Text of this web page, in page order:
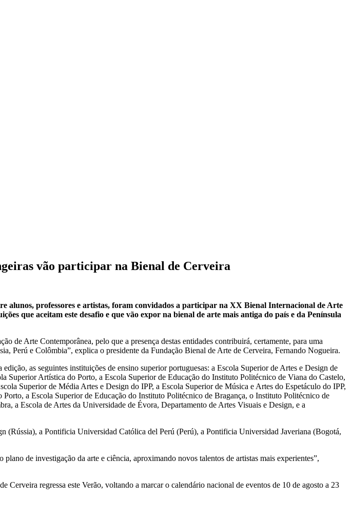
vão participar na Bienal de Cerveira
alunos, professores e artistas, foram convidados a participar na XX Bienal Internacional de Arte
que aceitam este desafio e que vão expor na bienal de arte mais antiga do país e da Península
de Arte Contemporânea, pelo que a presença destas entidades contribuirá, certamente, para uma
Perú e Colômbia”, explica o presidente da Fundação Bienal de Arte de Cerveira, Fernando Nogueira.
as seguintes instituições de ensino superior portuguesas: a Escola Superior de Artes e Design de
Superior Artística do Porto, a Escola Superior de Educação do Instituto Politécnico de Viana do Castelo,
Superior de Média Artes e Design do IPP, a Escola Superior de Música e Artes do Espetáculo do IPP,
a Escola Superior de Educação do Instituto Politécnico de Bragança, o Instituto Politécnico de
a Escola de Artes da Universidade de Évora, Departamento de Artes Visuais e Design, e a
a Pontificia Universidad Católica del Perú (Perú), a Pontificia Universidad Javeriana (Bogotá,
de investigação da arte e ciência, aproximando novos talentos de artistas mais experientes”,
regressa este Verão, voltando a marcar o calendário nacional de eventos de 10 de agosto a 23